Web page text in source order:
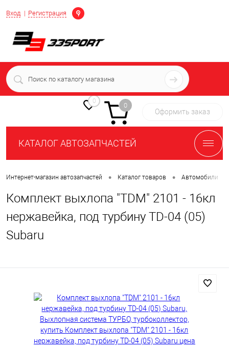
Вход Регистрация
Определение
+7 (939) 716-10-06
пн-пт 7:00-16:00 МСК
0
0
Оформить заказ
КАТАЛОГ АВТОЗАПЧАСТЕЙ
Интернет-магазин автозапчастей • Каталог товаров • Автомобили
Комплект выхлопа "TDM" 2101 - 16кл
нержавейка, под турбину TD-04 (05)
Subaru